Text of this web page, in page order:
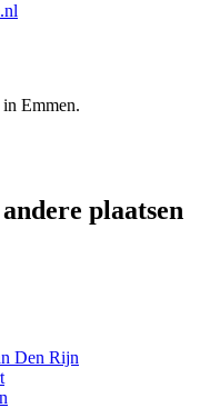
in Emmen.
plaatsen
Den Rijn